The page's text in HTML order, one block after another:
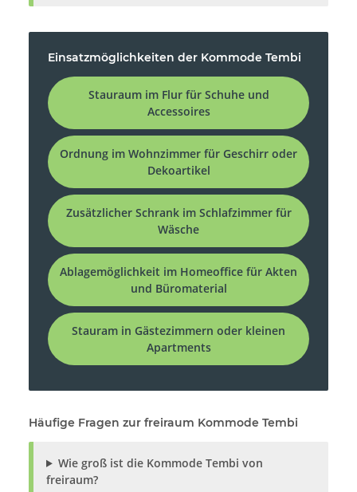
Einsatzmöglichkeiten der Kommode Tembi
Stauraum im Flur für Schuhe und
Accessoires
Ordnung im Wohnzimmer für Geschirr oder
Dekoartikel
Zusätzlicher Schrank im Schlafzimmer für
Wäsche
Ablagemöglichkeit im Homeoffice für Akten
und Büromaterial
Stauram in Gästezimmern oder kleinen
Apartments
Häufige Fragen zur freiraum Kommode Tembi
Wie groß ist die Kommode Tembi von
freiraum?